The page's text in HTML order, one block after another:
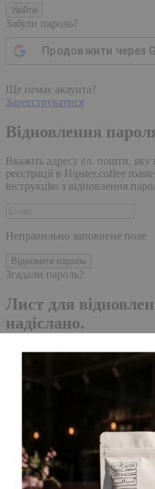
Увійти
Забули пароль?
Продовжити через
Ще немає акаунта?
Зареєструватися
Відновлення
Вкажіть адресу ел. пошти, яку
реєстрації в Hipster.coffee
інструкцію з відновлення
Неправильно заповнене поле
Відновити пароль
Згадали пароль?
Лист для
надіслано.
Лист із посиланням для
адресу електронної пошти,
запису, доставка
Будь ласка, зачекайте
Акаунт створено
Для завершення реєстрації,
який було надіслано Вам на